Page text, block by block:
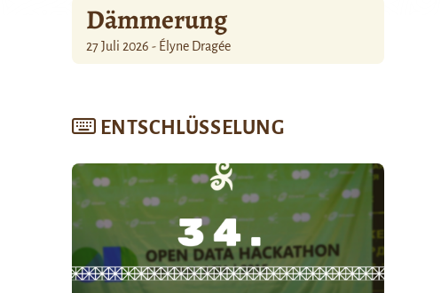
Dämmerung
27 Juli 2026 - Élyne Dragée
ENTSCHLÜSSELUNG